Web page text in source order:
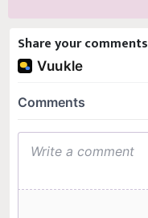
Share your comments